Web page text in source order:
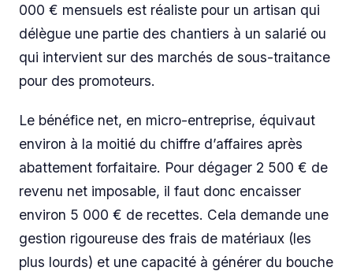
000 € mensuels est réaliste pour un artisan qui
délègue une partie des chantiers à un salarié ou
qui intervient sur des marchés de sous-traitance
pour des promoteurs.
Le bénéfice net, en micro-entreprise, équivaut
environ à la moitié du chiffre d’affaires après
abattement forfaitaire. Pour dégager 2 500 € de
revenu net imposable, il faut donc encaisser
environ 5 000 € de recettes. Cela demande une
gestion rigoureuse des frais de matériaux (les
plus lourds) et une capacité à générer du bouche